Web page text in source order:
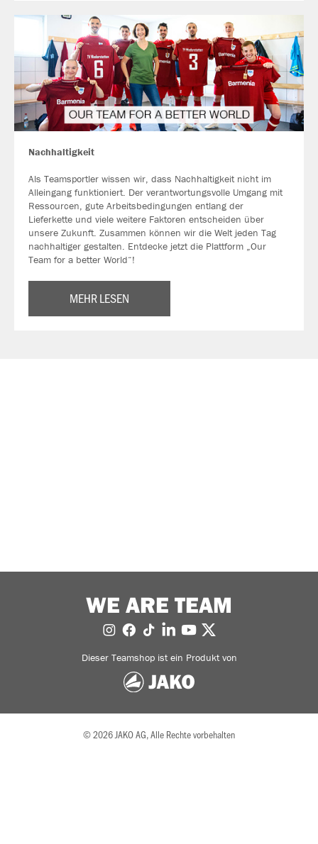
Nachhaltigkeit
Als Teamsportler wissen wir, dass Nachhaltigkeit nicht im
Alleingang funktioniert. Der verantwortungsvolle Umgang mit
Ressourcen, gute Arbeitsbedingungen entlang der
Lieferkette und viele weitere Faktoren entscheiden über
unsere Zukunft. Zusammen können wir die Welt jeden Tag
nachhaltiger gestalten. Entdecke jetzt die Plattform „Our
Team for a better World“!
MEHR LESEN
WE ARE TEAM
Dieser Teamshop ist ein Produkt von
© 2026 JAKO AG, Alle Rechte vorbehalten